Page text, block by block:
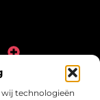
technologieën